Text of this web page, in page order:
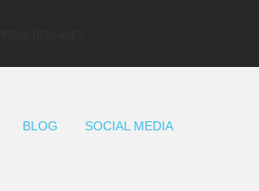
BLOG SOCIAL MEDIA